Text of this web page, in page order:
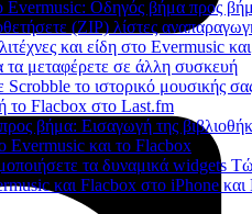
Evermusic: Οδηγός βήμα προς
(ZIP) λίστες
και είδη στο Evermusic και
τα μεταφέρετε σε άλλη συσκευή
το ιστορικό μουσικής
το Flacbox στο Last.fm
βήμα: Εισαγωγή της
Evermusic και το Flacbox
τα δυναμικά widgets
και Flacbox στο iPhone και